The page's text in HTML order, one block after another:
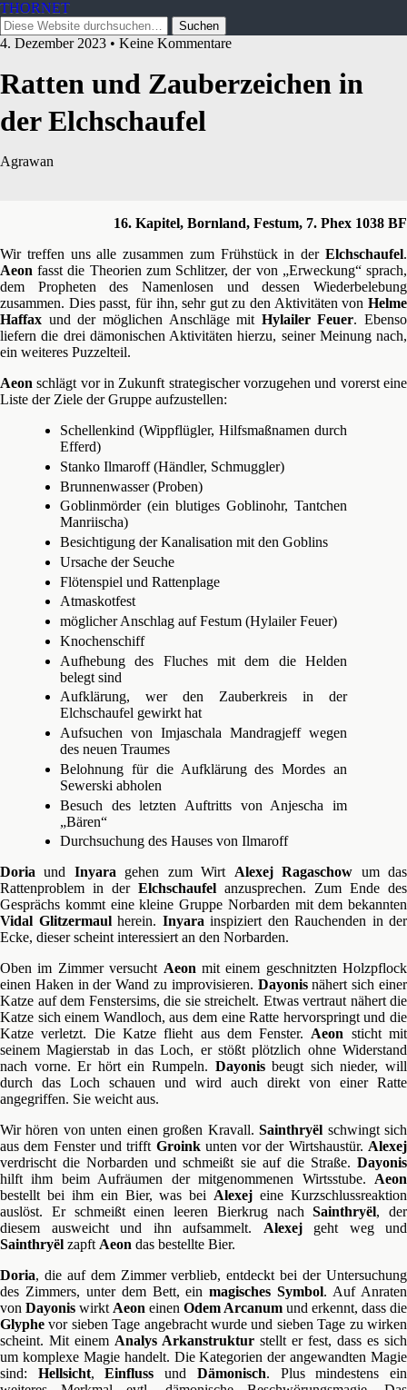
THORNET
4. Dezember 2023 • Keine Kommentare
Ratten und Zauberzeichen in
der Elchschaufel
Agrawan
16. Kapitel, Bornland, Festum, 7. Phex 1038 BF
Wir treffen uns alle zusammen zum Frühstück in der Elchschaufel.
Aeon fasst die Theorien zum Schlitzer, der von „Erweckung“ sprach,
dem Propheten des Namenlosen und dessen Wiederbelebung
zusammen. Dies passt, für ihn, sehr gut zu den Aktivitäten von Helme
Haffax und der möglichen Anschläge mit Hylailer Feuer. Ebenso
liefern die drei dämonischen Aktivitäten hierzu, seiner Meinung nach,
ein weiteres Puzzelteil.
Aeon schlägt vor in Zukunft strategischer vorzugehen und vorerst eine
Liste der Ziele der Gruppe aufzustellen:
Schellenkind (Wippflügler, Hilfsmaßnamen durch
Efferd)
Stanko Ilmaroff (Händler, Schmuggler)
Brunnenwasser (Proben)
Goblinmörder (ein blutiges Goblinohr, Tantchen
Manriischa)
Besichtigung der Kanalisation mit den Goblins
Ursache der Seuche
Flötenspiel und Rattenplage
Atmaskotfest
möglicher Anschlag auf Festum (Hylailer Feuer)
Knochenschiff
Aufhebung des Fluches mit dem die Helden
belegt sind
Aufklärung, wer den Zauberkreis in der
Elchschaufel gewirkt hat
Aufsuchen von Imjaschala Mandragjeff wegen
des neuen Traumes
Belohnung für die Aufklärung des Mordes an
Sewerski abholen
Besuch des letzten Auftritts von Anjescha im
„Bären“
Durchsuchung des Hauses von Ilmaroff
Doria und Inyara gehen zum Wirt Alexej Ragaschow um das
Rattenproblem in der Elchschaufel anzusprechen. Zum Ende des
Gesprächs kommt eine kleine Gruppe Norbarden mit dem bekannten
Vidal Glitzermaulherein. Inyara inspiziert den Rauchenden in der
Ecke, dieser scheint interessiert an den Norbarden.
Oben im Zimmer versucht Aeon mit einem geschnitzten Holzpflock
einen Haken in der Wand zu improvisieren. Dayonisnähert sich einer
Katze auf dem Fenstersims, die sie streichelt. Etwas vertraut nähert die
Katze sich einem Wandloch, aus dem eine Ratte hervorspringt und die
Katze verletzt. Die Katze flieht aus dem Fenster. Aeon sticht mit
seinem Magierstab in das Loch, er stößt plötzlich ohne Widerstand
nach vorne. Er hört ein Rumpeln. Dayonisbeugt sich nieder, will
durch das Loch schauen und wird auch direkt von einer Ratte
angegriffen. Sie weicht aus.
Wir hören von unten einen großen Kravall.Sainthryël schwingt sich
aus dem Fenster und trifft Groinkunten vor der Wirtshaustür. Alexej
verdrischt die Norbarden und schmeißt sie auf die Straße. Dayonis
hilft ihm beim Aufräumen der mitgenommenen Wirtsstube. Aeon
bestellt bei ihm ein Bier, was bei Alexej eine Kurzschlussreaktion
auslöst. Er schmeißt einen leeren Bierkrug nachSainthryël, der
diesem ausweicht und ihn aufsammelt. Alexejgeht weg und
Sainthryël zapft Aeon das bestellte Bier.
Doria, die auf dem Zimmer verblieb, entdeckt bei der Untersuchung
des Zimmers, unter dem Bett, einmagisches Symbol. Auf Anraten
von Dayonis wirkt Aeon einen Odem Arcanum und erkennt, dass die
Glyphe vor sieben Tage angebracht wurde und sieben Tage zu wirken
scheint. Mit einem Analys Arkanstruktur stellt er fest, dass es sich
um komplexe Magie handelt. Die Kategorien der angewandten Magie
sind: Hellsicht,Einfluss und Dämonisch. Plus mindestens ein